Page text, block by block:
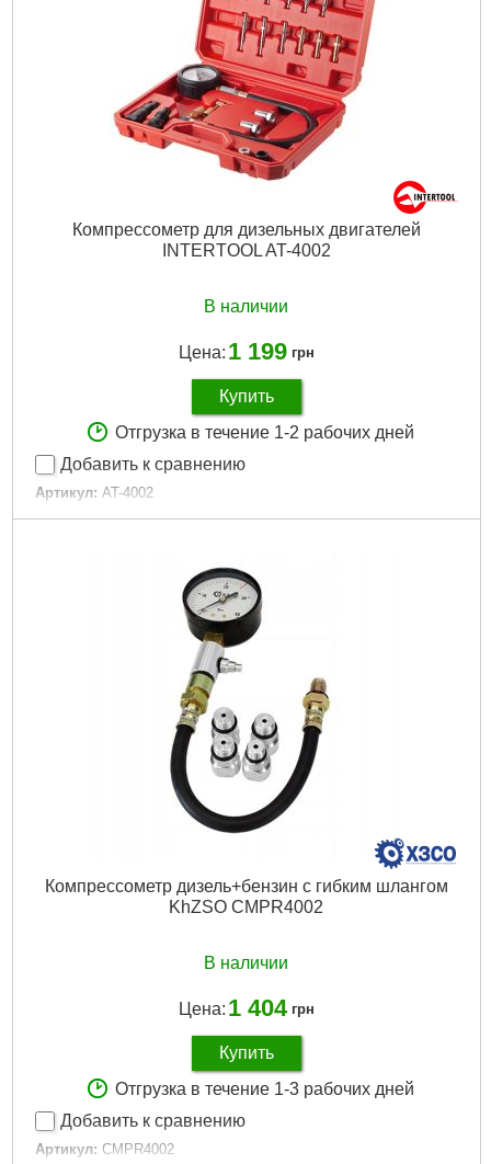
Компрессометр для дизельных двигателей
INTERTOOL AT-4002
В наличии
Цена: 1 199 грн
Купить
Отгрузка в течение 1-2 рабочих дней
Добавить к сравнению
Артикул: AT-4002
Код товара: 10.00.02
400x310x85 мм
Подробнее...
Компрессометр дизель+бензин с гибким шлангом
KhZSO CMPR4002
В наличии
Цена: 1 404 грн
Купить
Отгрузка в течение 1-3 рабочих дней
Добавить к сравнению
Артикул: CMPR4002